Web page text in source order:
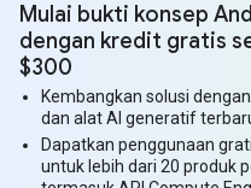
Mulai bukti konsep
dengan kredit gratis
$300
Kembangkan solusi
dan alat AI generatif
Dapatkan penggunaan
untuk lebih dari 20 produk